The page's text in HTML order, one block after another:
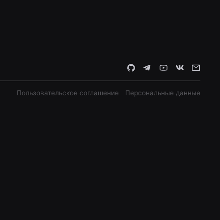
Пользовательское соглашение Персональные данные